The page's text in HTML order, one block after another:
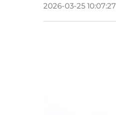
2026-03-25 10:07:27